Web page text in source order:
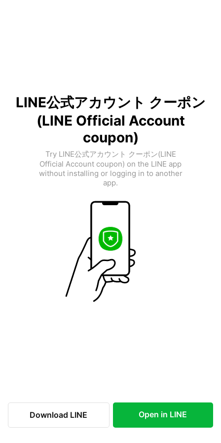
LINE公式アカウント クーポン
(LINE Official Account
coupon)
Try LINE公式アカウント クーポン(LINE
Official Account coupon) on the LINE app
without installing or logging in to another
app.
Download LINE Open in LINE